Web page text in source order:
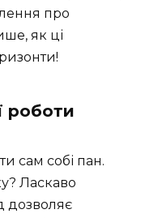
про
як ці
роботи
сам собі пан.
Ласкаво
дозволяє